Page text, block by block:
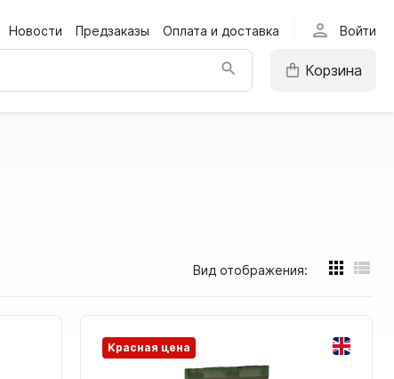
Новости Предзаказы Оплата и доставка person Войти
Корзина
Вид отображения:
Красная цена